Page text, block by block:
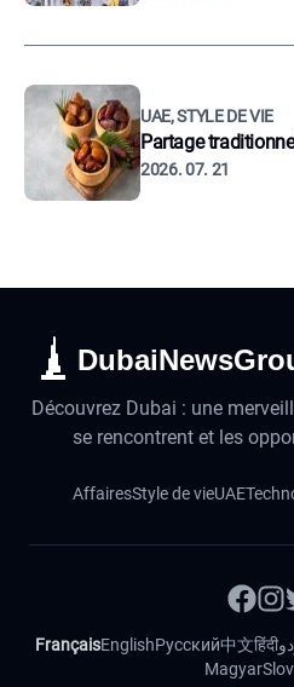
UAE, STYLE DE VIE
Partage
2026. 07. 21
Découvrez Dubai : une
se rencontrent et les
AffairesStyle de vieUAE
FrançaisEnglishРусский中文हिंदी
Magyar